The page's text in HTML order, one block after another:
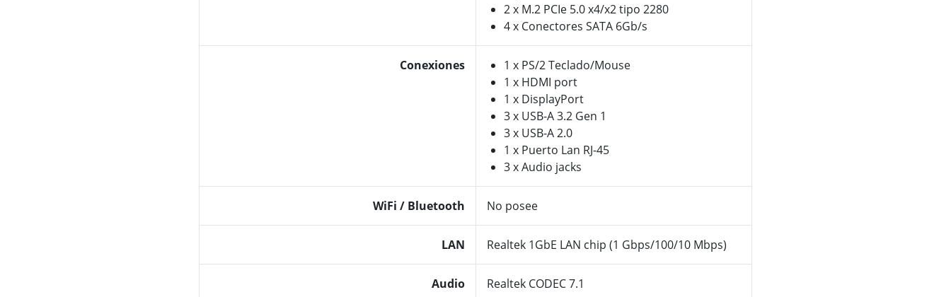
2 x M.2 PCIe 5.0 x4/x2 tipo 2280
4 x Conectores SATA 6Gb/s
Conexiones
1 x PS/2 Teclado/Mouse
1 x HDMI port
1 x DisplayPort
3 x USB-A 3.2 Gen 1
3 x USB-A 2.0
1 x Puerto Lan RJ-45
3 x Audio jacks
WiFi / Bluetooth No posee
LAN Realtek 1GbE LAN chip (1 Gbps/100/10 Mbps)
Audio Realtek CODEC 7.1